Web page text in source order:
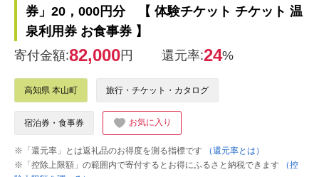
券」20，000円分 【 体験チケット チケット 温
泉利用券 お食事券 】
寄付金額:82,000円 還元率:24%
高知県 本山町 旅行・チケット・カタログ
宿泊券・食事券 お気に入り
※「還元率」とは返礼品のお得度を測る指標です
（還元率とは）
※「控除上限額」の範囲内で寄付するとお得にふるさと納税できます
（控